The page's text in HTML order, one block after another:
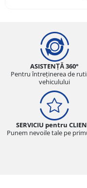
ASISTENȚĂ 360°
Pentru întreținerea de
vehiculului
SERVICIU pentru
Punem nevoile tale pe